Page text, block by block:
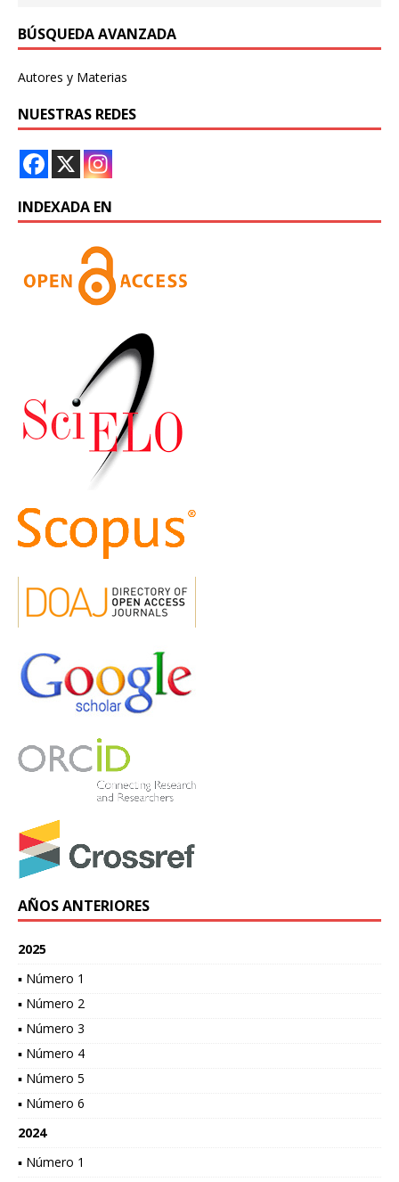
BÚSQUEDA AVANZADA
Autores y Materias
NUESTRAS REDES
INDEXADA EN
AÑOS ANTERIORES
2025
▪ Número 1
▪ Número 2
▪ Número 3
▪ Número 4
▪ Número 5
▪ Número 6
2024
▪ Número 1